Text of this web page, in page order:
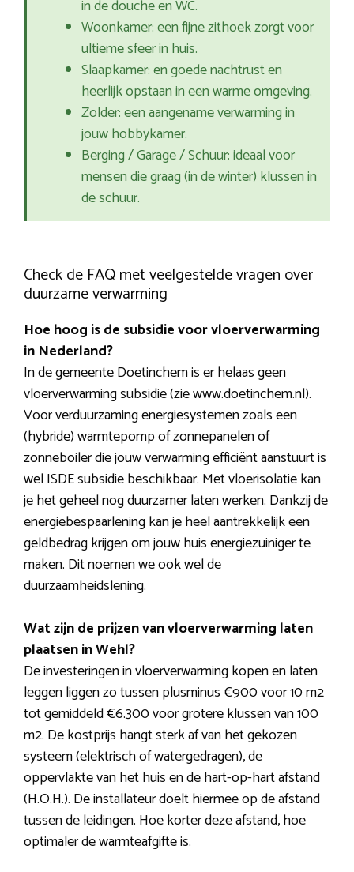
in de douche en WC.
Woonkamer: een fijne zithoek zorgt voor
ultieme sfeer in huis.
Slaapkamer: en goede nachtrust en
heerlijk opstaan in een warme omgeving.
Zolder: een aangename verwarming in
jouw hobbykamer.
Berging / Garage / Schuur: ideaal voor
mensen die graag (in de winter) klussen in
de schuur.
Check de FAQ met veelgestelde vragen over
duurzame verwarming
Hoe hoog is de subsidie voor vloerverwarming
in Nederland?
In de gemeente Doetinchem is er helaas geen
vloerverwarming subsidie (zie www.doetinchem.nl).
Voor verduurzaming energiesystemen zoals een
(hybride) warmtepomp of zonnepanelen of
zonneboiler die jouw verwarming efficiënt aanstuurt is
wel ISDE subsidie beschikbaar. Met vloerisolatie kan
je het geheel nog duurzamer laten werken. Dankzij de
energiebespaarlening kan je heel aantrekkelijk een
geldbedrag krijgen om jouw huis energiezuiniger te
maken. Dit noemen we ook wel de
duurzaamheidslening.
Wat zijn de prijzen van vloerverwarming laten
plaatsen in Wehl?
De investeringen in vloerverwarming kopen en laten
leggen liggen zo tussen plusminus €900 voor 10 m2
tot gemiddeld €6.300 voor grotere klussen van 100
m2. De kostprijs hangt sterk af van het gekozen
systeem (elektrisch of watergedragen), de
oppervlakte van het huis en de hart-op-hart afstand
(H.O.H.). De installateur doelt hiermee op de afstand
tussen de leidingen. Hoe korter deze afstand, hoe
optimaler de warmteafgifte is.